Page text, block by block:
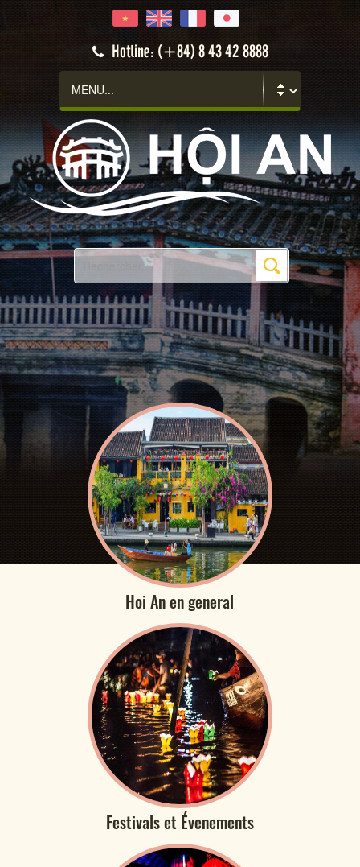
Hotline: (+84) 8 43 42 8888
Hoi An en general
Festivals et Évenements